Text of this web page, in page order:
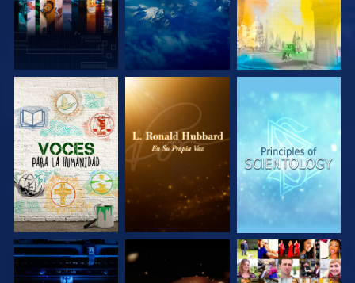
EXPLORA LAS
SERIES
EXPLORA LAS
SERIES
EXPLORA LAS
SERIES